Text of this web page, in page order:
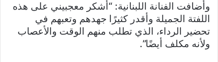
وأضافت الفنانة اللبنانية: “أشكر معجبيني على هذه
اللفتة الجميلة وأقدر كثيرًا جهدهم وتعبهم في
تحضير الرداء، الذي تطلب منهم الوقت والأعصاب
ولأنه مكلف أيضًا”.